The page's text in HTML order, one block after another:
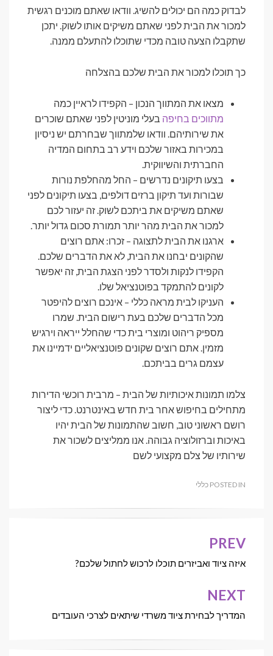
לבדוק כמה הם יכולים להשיג. וודאו שאתם מוכנים רגשית
למכור את הבית לפני שאתם משיקים אותו לשוק. יתכן
שתקבלו הצעה טובה מכדי שתוכלו להתעלם ממנה.
כך תוכלו למכור את הבית שלכם בהצלחה
מצאו את המתווך הנכון – הקפידו לראיין כמה
מתווכים בחיפה בעלי מוניטין לפני שאתם שוכרים
את שירותיהם. וודאו שלמתווך שבחרתם יש ניסיון
במכירות באזור שלכם וידע רב בתחום המדיה
החברתית והשיווקית.
בצעו תיקונים נדרשים – החל מהחלפת נורות
שבורות ועד תיקון ברזים דולפים, בצעו תיקונים לפני
שאתם משיקים את ביתכם לשוק. זה יעזור לכם
למכור את הבית מהר יותר תמורת סכום גדול יותר.
ארגנו את הבית לתצוגה – זכרו: אתם רוצים
שהקונים יבחנו את הבית, לא את הדברים שלכם.
הקפידו לנקות ולסדר לפני הצגת הבית, זה יאפשר
לקונים להתמקד בפוטנציאל שלו.
העניקו לבית מראה כללי – אינכם רוצים להיפטר
מכל הדברים שלכם בעת רישום הבית. שמרו
מספיק ריהוט ומוצרי בית כדי שהחלל ייראה וירגיש
מזמין. אתם רוצים שקונים פוטנציאליים ידמיינו את
עצמם גרים בביתכם.
צלמו תמונות איכותיות של הבית – מרבית רוכשי הדירות
מתחילים בחיפוש אחר בית חדש באינטרנט. כדי ליצור
רושם ראשוני טוב, חשוב שהתמונות של הבית יהיו
באיכות וברזולוציה גבוהה. אנו ממליצים לשכור את
שירותיו של צלם מקצועי לשם
POSTED IN כללי
ניווט
PREV
איזה ציוד ואביזרים תוכלו לרכוש לחתול שלכם?
NEXT
המדריך לבחירת ציוד משרדי שיתאים לצרכי העובדים